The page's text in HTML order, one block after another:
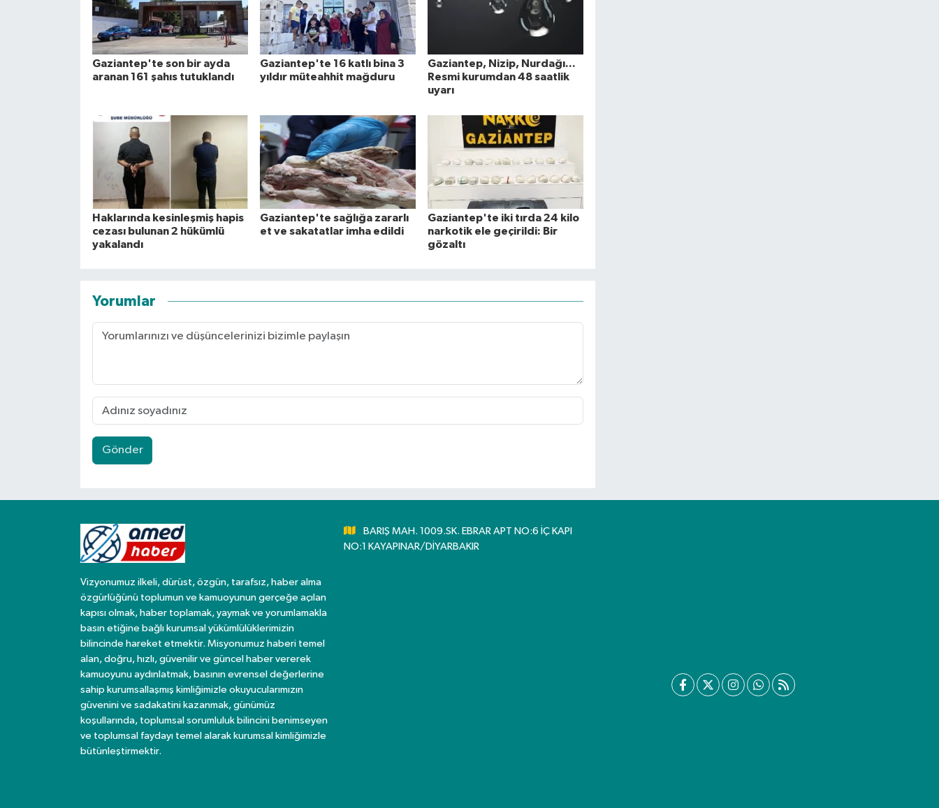
Gaziantep'te son bir ayda
aranan 161 şahıs tutuklandı
Gaziantep'te 16 katlı bina 3
yıldır müteahhit mağduru
Gaziantep, Nizip, Nurdağı...
Resmi kurumdan 48 saatlik
uyarı
Haklarında kesinleşmiş hapis
cezası bulunan 2 hükümlü
yakalandı
Gaziantep'te sağlığa zararlı
et ve sakatatlar imha edildi
Gaziantep'te iki tırda 24 kilo
narkotik ele geçirildi: Bir
gözaltı
Yorumlar
Gönder
Vizyonumuz ilkeli, dürüst, özgün, tarafsız, haber alma
özgürlüğünü toplumun ve kamuoyunun gerçeğe açılan
kapısı olmak, haber toplamak, yaymak ve yorumlamakla
basın etiğine bağlı kurumsal yükümlülüklerimizin
bilincinde hareket etmektir. Misyonumuz haberi temel
alan, doğru, hızlı, güvenilir ve güncel haber vererek
kamuoyunu aydınlatmak, basının evrensel değerlerine
sahip kurumsallaşmış kimliğimizle okuyucularımızın
güvenini ve sadakatini kazanmak, günümüz
koşullarında, toplumsal sorumluluk bilincini benimseyen
ve toplumsal faydayı temel alarak kurumsal kimliğimizle
bütünleştirmektir.
BARIŞ MAH. 1009.SK. EBRAR APT NO:6 İÇ KAPI
NO:1 KAYAPINAR/DİYARBAKIR